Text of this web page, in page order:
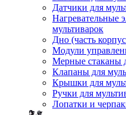
Датчики для
Нагревательные
мультиварок
Дно (часть
Модули
Мерные стаканы
Клапаны для
Крышки для
Ручки для
Лопатки и